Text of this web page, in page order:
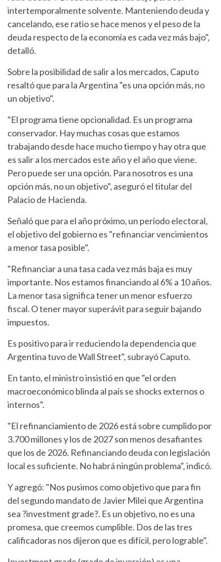
intertemporalmente solvente. Manteniendo deuda y
cancelando, ese ratio se hace menos y el peso de la
deuda respecto de la economía es cada vez más bajo",
detalló.
Sobre la posibilidad de salir a los mercados, Caputo
resaltó que para la Argentina "es una opción más, no
un objetivo".
"El programa tiene opcionalidad. Es un programa
conservador. Hay muchas cosas que estamos
trabajando desde hace mucho tiempo y hay otra que
es salir a los mercados este año y el año que viene.
Pero puede ser una opción. Para nosotros es una
opción más, no un objetivo", aseguró el titular del
Palacio de Hacienda.
Señaló que para el año próximo, un período electoral,
el objetivo del gobierno es "refinanciar vencimientos
a menor tasa posible".
"Refinanciar a una tasa cada vez más baja es muy
importante. Nos estamos financiando al 6% a 10 años.
La menor tasa significa tener un menor esfuerzo
fiscal. O tener mayor superávit para seguir bajando
impuestos.
Es positivo para ir reduciendo la dependencia que
Argentina tuvo de Wall Street", subrayó Caputo.
En tanto, el ministro insistió en que "el orden
macroeconómico blinda al país se shocks externos o
internos".
"El refinanciamiento de 2026 está sobre cumplido por
3.700 millones y los de 2027 son menos desafiantes
que los de 2026. Refinanciando deuda con legislación
local es suficiente. No habrá ningún problema", indicó.
Y agregó: "Nos pusimos como objetivo que para fin
del segundo mandato de Javier Milei que Argentina
sea ?investment grade?. Es un objetivo, no es una
promesa, que creemos cumplible. Dos de las tres
calificadoras nos dijeron que es difícil, pero lograble".